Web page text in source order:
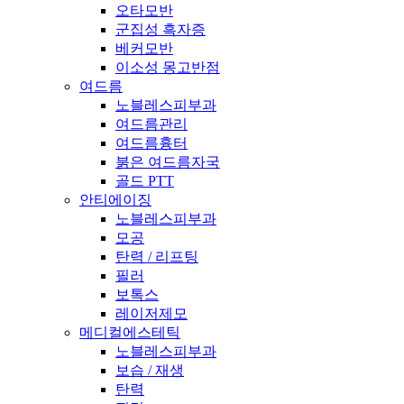
오타모반
군집성 흑자증
베커모반
이소성 몽고반점
여드름
노블레스피부과
여드름관리
여드름흉터
붉은 여드름자국
골드 PTT
안티에이징
노블레스피부과
모공
탄력 / 리프팅
필러
보톡스
레이저제모
메디컬에스테틱
노블레스피부과
보습 / 재생
탄력